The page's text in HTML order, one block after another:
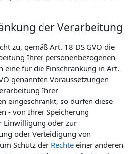
der Verarbeitung
zu, gemäß Art. 18 DS GVO die
Ihrer personenbezogenen
eine für die Einschränkung in Art.
genannten Voraussetzungen
Ihrer
eingeschränkt, so dürfen diese
- von Ihrer Speicherung
Einwilligung oder zur
oder Verteidigung von
Schutz der Rechte einer anderen